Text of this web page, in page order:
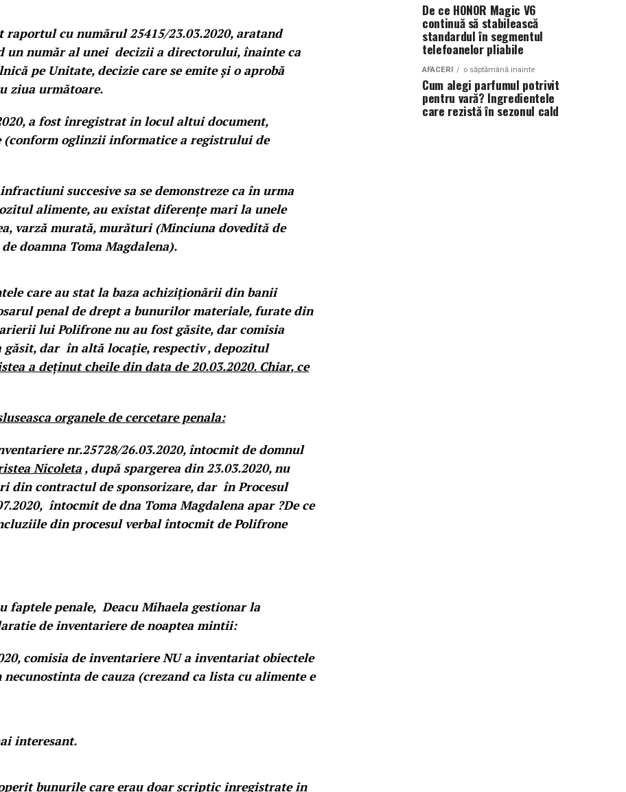
raportul cu numărul 25415/23.03.2020, aratand
un număr al unei decizii a directorului, înainte ca
pe Unitate, decizie care se emite și o aprobă
ziua următoare.
a fost înregistrat in locul altui document,
(conform oglinzii informatice a registrului de
succesive sa se demonstreze ca în urma
alimente, au existat diferențe mari la unele
varză murată, murături (Minciuna dovedită de
doamna Toma Magdalena).
care au stat la baza achiziționării din banii
penal de drept a bunurilor materiale, furate din
lui Polifrone nu au fost găsite, dar comisia
găsit, dar în altă locație, respectiv , depozitul
a deținut cheile din data de 20.03.2020. Chiar, ce
organele de cercetare penala:
nr.25728/26.03.2020, întocmit de domnul
Nicoleta , după spargerea din 23.03.2020, nu
din contractul de sponsorizare, dar în Procesul
întocmit de dna Toma Magdalena apar ?De ce
din procesul verbal întocmit de Polifrone
penale, Deacu Mihaela gestionar la
de inventariere de noaptea mintii:
comisia de inventariere NU a inventariat obiectele
de cauza (crezand ca lista cu alimente e
interesant.
bunurile care erau doar scriptic inregistrate in
De ce HONOR Magic V6
continuă să stabilească
standardul în segmentul
telefoanelor pliabile
AFACERI o săptămână inainte
Cum alegi parfumul potrivit
pentru vară? Ingredientele
care rezistă în sezonul cald